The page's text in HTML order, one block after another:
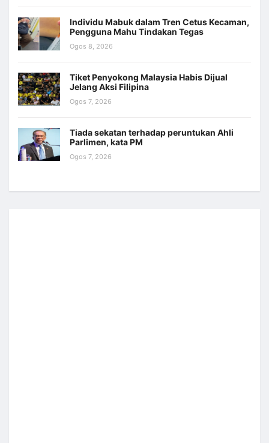
Individu Mabuk dalam Tren Cetus Kecaman,
Pengguna Mahu Tindakan Tegas
Ogos 8, 2026
Tiket Penyokong Malaysia Habis Dijual
Jelang Aksi Filipina
Ogos 7, 2026
Tiada sekatan terhadap peruntukan Ahli
Parlimen, kata PM
Ogos 7, 2026